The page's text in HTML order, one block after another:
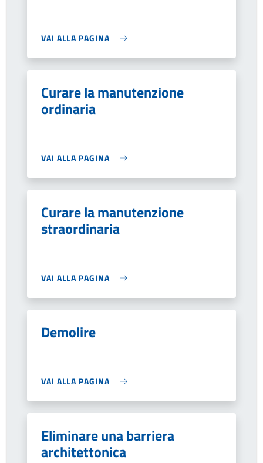
VAI ALLA PAGINA
Curare la manutenzione
ordinaria
VAI ALLA PAGINA
Curare la manutenzione
straordinaria
VAI ALLA PAGINA
Demolire
VAI ALLA PAGINA
Eliminare una barriera
architettonica